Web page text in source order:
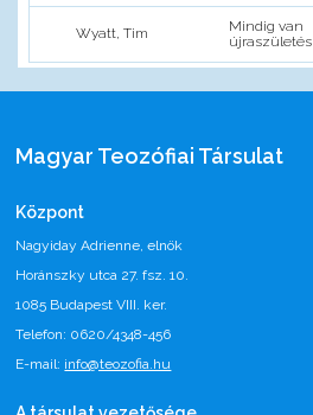
Wyatt, Tim
Mindig van
újraszületés
Magyar Teozófiai Társulat
Központ
Nagyiday Adrienne, elnök
Horánszky utca 27. fsz. 10.
1085 Budapest VIII. ker.
Telefon: 0620/4348-456
E-mail: info@teozofia.hu